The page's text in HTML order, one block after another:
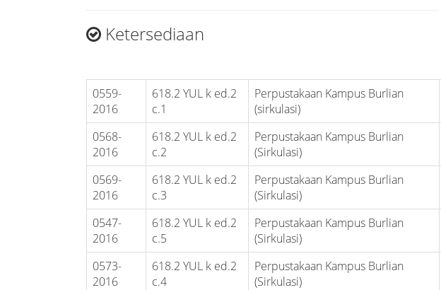
Ketersediaan
0559-
2016
618.2 YUL k ed.2
c.1
Perpustakaan Kampus Burlian
(sirkulasi)
0568-
2016
618.2 YUL k ed.2
c.2
Perpustakaan Kampus Burlian
(Sirkulasi)
0569-
2016
618.2 YUL k ed.2
c.3
Perpustakaan Kampus Burlian
(Sirkulasi)
0547-
2016
618.2 YUL k ed.2
c.5
Perpustakaan Kampus Burlian
(Sirkulasi)
0573-
2016
618.2 YUL k ed.2
c.4
Perpustakaan Kampus Burlian
(Sirkulasi)